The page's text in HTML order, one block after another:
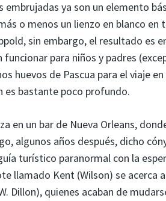
embrujadas ya son un elemento
o menos un lienzo en blanco
sin embargo, el resultado es
funcionar para niños y padres
huevos de Pascua para el viaje
es bastante poco profundo.
en un bar de Nueva Orleans,
algunos años después, dicho
turístico paranormal con la
llamado Kent (Wilson) se acerca
Dillon), quienes acaban de